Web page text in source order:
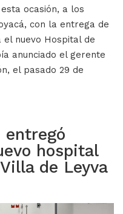
ocasión, a los
con la entrega de
nuevo Hospital de
anunciado el gerente
el pasado 29 de
entregó
hospital
de Leyva